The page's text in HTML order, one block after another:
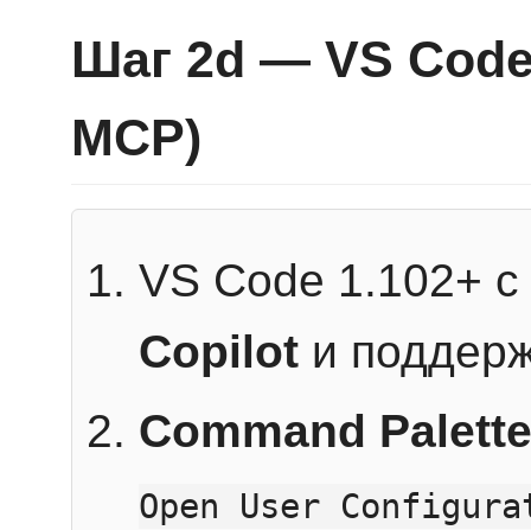
Шаг 2d — VS
MCP)
VS Code 1.102+
Copilot и
Command Palette
Open User